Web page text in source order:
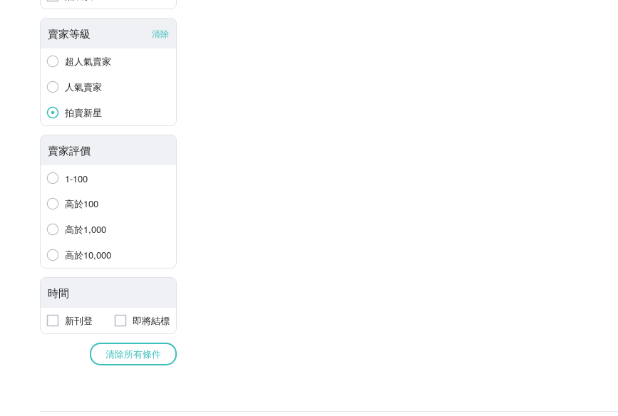
賣家等級 清除
超人氣賣家
人氣賣家
拍賣新星
賣家評價
1-100
高於100
高於1,000
高於10,000
時間
新刊登 即將結標
清除所有條件